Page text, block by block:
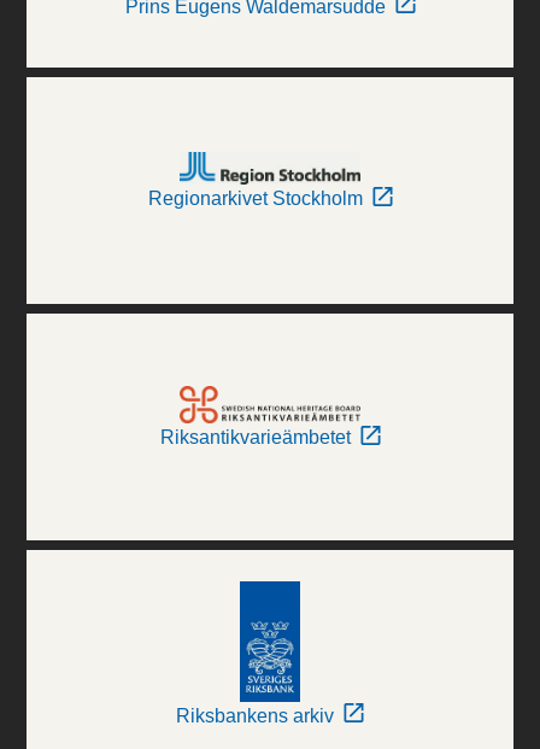
Prins Eugens Waldemarsudde
Regionarkivet Stockholm
Riksantikvarieämbetet
Riksbankens arkiv